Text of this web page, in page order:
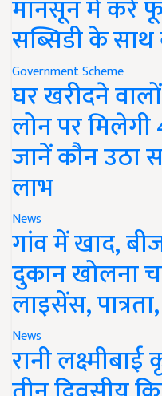
मानसून में करें
सब्सिडी के
Government Scheme
घर खरीदने
लोन पर मिलेगी
जानें कौन उठा
लाभ
News
गांव में खाद,
दुकान खोलना
लाइसेंस,
News
रानी लक्ष्मीबाई